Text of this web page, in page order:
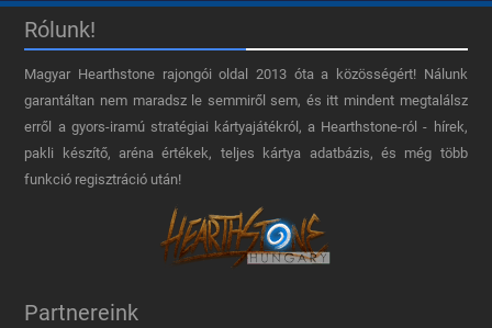
Rólunk!
Magyar Hearthstone​ rajongói oldal 2013 óta a közösségért! Nálunk
garantáltan nem maradsz le semmiről sem, és itt mindent megtalálsz
erről a gyors-iramú stratégiai kártyajátékról, a Hearthstone-ról - hírek,
pakli készítő, aréna értékek, teljes kártya adatbázis, és még több
funkció regisztráció után!
Partnereink